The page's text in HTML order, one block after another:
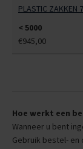
PLASTIC ZAKKEN
< 5000
€945,00
Hoe werkt een
Wanneer u bent
Gebruik bestel-